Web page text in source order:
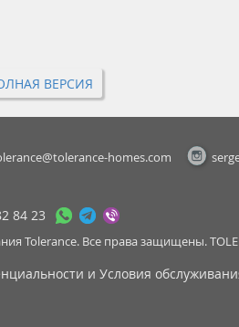
ВЕРСИЯ
homes.com
84 23
Tolerance. Все права защищены.
и Условия